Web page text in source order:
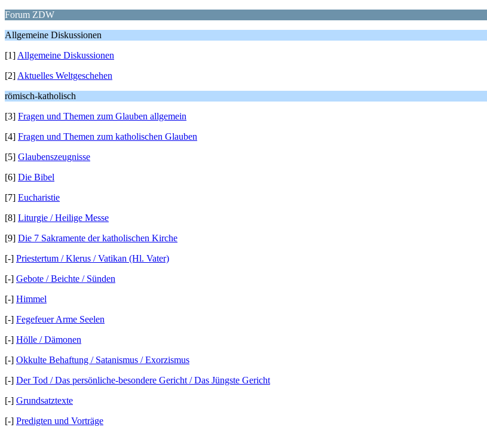
Forum ZDW
Allgemeine Diskussionen
[1] Allgemeine Diskussionen
[2] Aktuelles Weltgeschehen
römisch-katholisch
[3] Fragen und Themen zum Glauben allgemein
[4] Fragen und Themen zum katholischen Glauben
[5] Glaubenszeugnisse
[6] Die Bibel
[7] Eucharistie
[8] Liturgie / Heilige Messe
[9] Die 7 Sakramente der katholischen Kirche
[-] Priestertum / Klerus / Vatikan (Hl. Vater)
[-] Gebote / Beichte / Sünden
[-] Himmel
[-] Fegefeuer Arme Seelen
[-] Hölle / Dämonen
[-] Okkulte Behaftung / Satanismus / Exorzismus
[-] Der Tod / Das persönliche-besondere Gericht / Das Jüngste Gericht
[-] Grundsatztexte
[-] Predigten und Vorträge